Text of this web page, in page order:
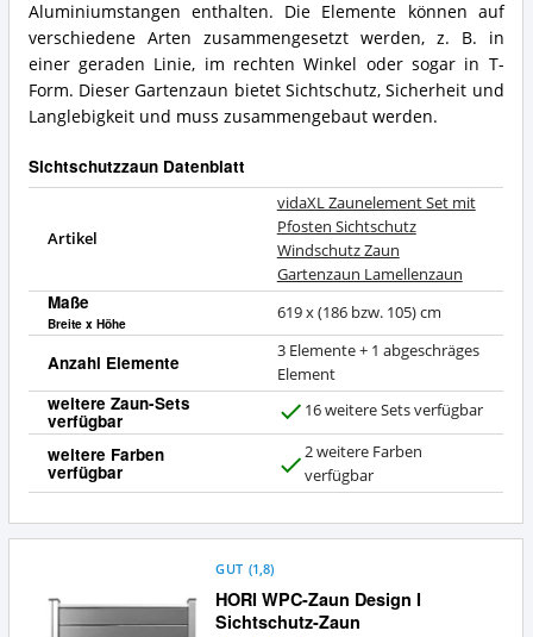
Aluminiumstangen enthalten. Die Elemente können auf
verschiedene Arten zusammengesetzt werden, z. B. in
einer geraden Linie, im rechten Winkel oder sogar in T-
Form. Dieser Gartenzaun bietet Sichtschutz, Sicherheit und
Langlebigkeit und muss zusammengebaut werden.
Sichtschutzzaun Datenblatt
Artikel
vidaXL Zaunelement Set mit
Pfosten Sichtschutz
Windschutz Zaun
Gartenzaun Lamellenzaun
Maße
Breite x Höhe
619 x (186 bzw. 105) cm
Anzahl Elemente
3 Elemente + 1 abgeschräges
Element
weitere Zaun-Sets
verfügbar 16 weitere Sets verfügbar
weitere Farben
verfügbar
a
2 weitere Farben
verfügbar
HORI WPC-Zaun Design I
Sichtschutz-Zaun
GUT (1,8)